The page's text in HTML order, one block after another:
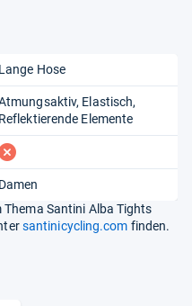
Lange Hose
Elastisch
Reflektierende Elemente
Damen
Santini Alba Tights
santinicycling.com finden.